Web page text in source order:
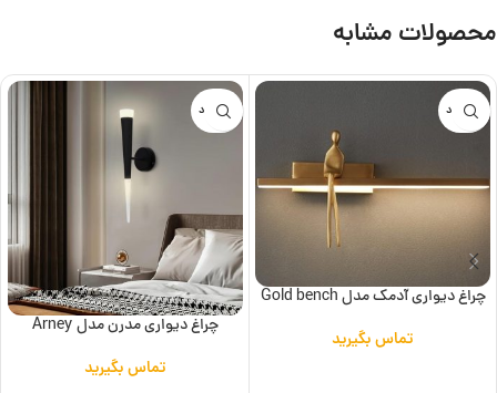
محصولات مشابه
ناموجود
چراغ دیواری آدمک مدل Gold bench
تماس بگیرید
ناموجود
چراغ دیواری مدرن مدل Arney
تماس بگیرید